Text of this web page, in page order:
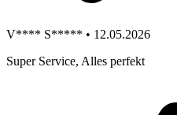
V**** S***** • 12.05.2026
Super Service, Alles perfekt